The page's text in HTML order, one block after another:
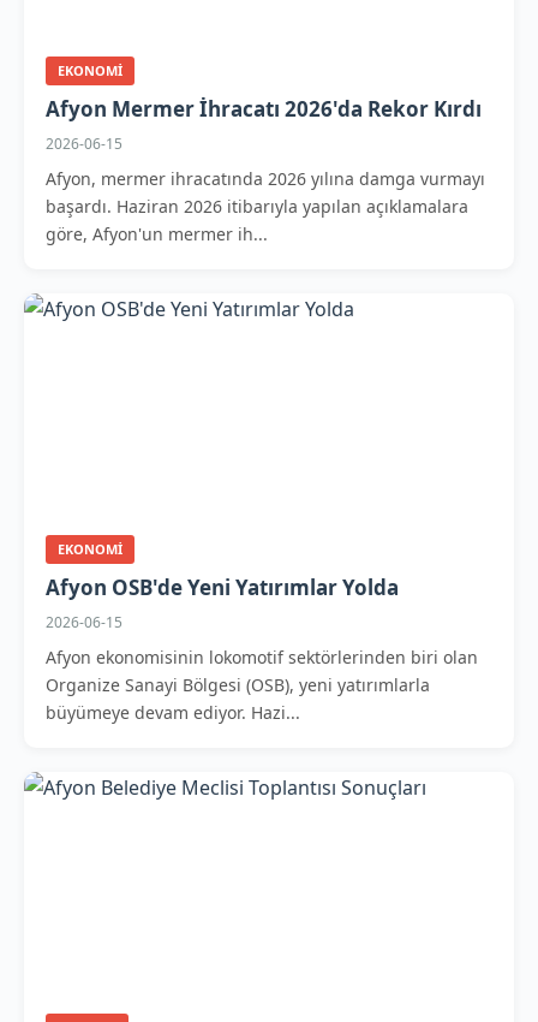
EKONOMI
Afyon Mermer İhracatı 2026'da Rekor Kırdı
2026-06-15
Afyon, mermer ihracatında 2026 yılına damga vurmayı
başardı. Haziran 2026 itibarıyla yapılan açıklamalara
göre, Afyon'un mermer ih...
EKONOMI
Afyon OSB'de Yeni Yatırımlar Yolda
2026-06-15
Afyon ekonomisinin lokomotif sektörlerinden biri olan
Organize Sanayi Bölgesi (OSB), yeni yatırımlarla
büyümeye devam ediyor. Hazi...